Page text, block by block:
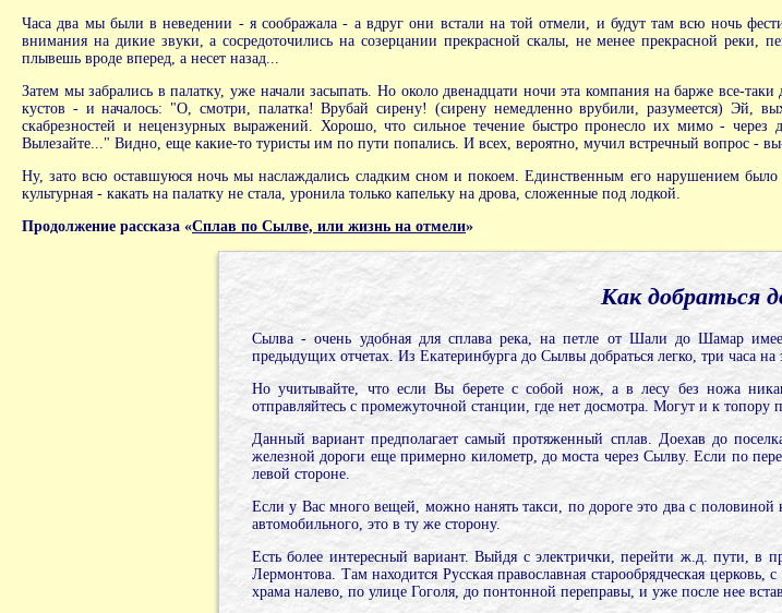
Часа два мы были в неведении - я соображала - а вдруг они встали на той отмели, и будут там всю ночь
внимания на дикие звуки, а сосредоточились на созерцании прекрасной скалы, не менее прекрасной
плывешь вроде вперед, а несет назад...
Затем мы забрались в палатку, уже начали засыпать. Но около двенадцати ночи эта компания на барже все-
кустов - и началось: "О, смотри, палатка! Врубай сирену! (сирену немедленно врубили, разумеется)
скабрезностей и нецензурных выражений. Хорошо, что сильное течение быстро пронесло их мимо -
Вылезайте..." Видно, еще какие-то туристы им по пути попались. И всех, вероятно, мучил встречный вопрос -
Ну, зато всю оставшуюся ночь мы наслаждались сладким сном и покоем. Единственным его нарушением было
культурная - какать на палатку не стала, уронила только капельку на дрова, сложенные под лодкой.
Продолжение рассказа «Сплав по Сылве, или жизнь на отмели»
Как добраться
Сылва - очень удобная для сплава река, на петле от Шали до Шамар
предыдущих отчетах. Из Екатеринбурга до Сылвы добраться легко, три часа
Но учитывайте, что если Вы берете с собой нож, а в лесу без ножа
отправляйтесь с промежуточной станции, где нет досмотра. Могут и к топору
Данный вариант предполагает самый протяженный сплав. Доехав до
железной дороги еще примерно километр, до моста через Сылву. Если по
левой стороне.
Если у Вас много вещей, можно нанять такси, по дороге это два с половиной
автомобильного, это в ту же сторону.
Есть более интересный вариант. Выйдя с электрички, перейти ж.д. пути, в
Лермонтова. Там находится Русская православная старообрядческая
храма налево, по улице Гоголя, до понтонной переправы, и уже после нее